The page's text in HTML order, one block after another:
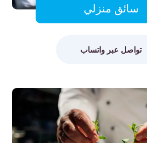
سائق منزلي
تواصل عبر واتساب